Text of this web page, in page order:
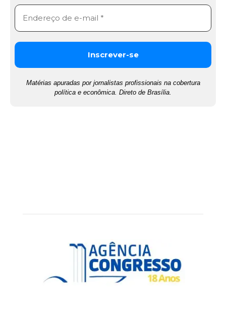
Matérias apuradas por jornalistas profissionais na cobertura
política e econômica. Direto de Brasília.